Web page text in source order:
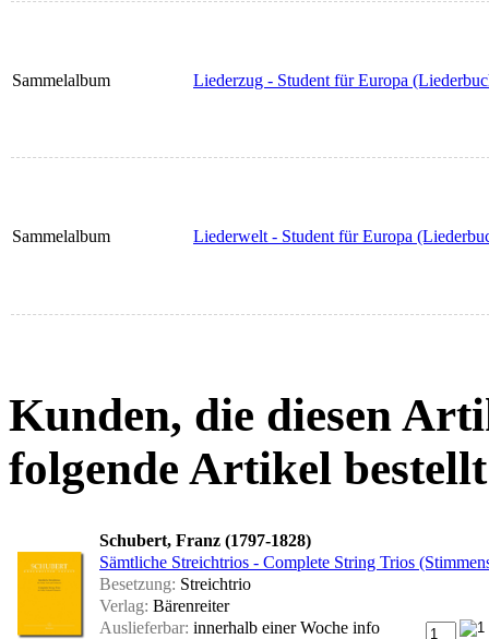
Sammelalbum Liederzug - Student für Europa
Sammelalbum Liederwelt - Student für Europa
Kunden, die diesen
folgende Artikel
Schubert, Franz (1797-1828)
Sämtliche Streichtrios - Complete String Trios
Besetzung: Streichtrio
Verlag: Bärenreiter
Auslieferbar: innerhalb einer Woche info